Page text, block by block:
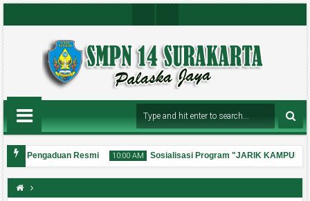
Gra
M
Be
Chan
Nel
Pengaduan Resmi 10:00 AM Sosialisasi Program "JARIK KAMPUH"